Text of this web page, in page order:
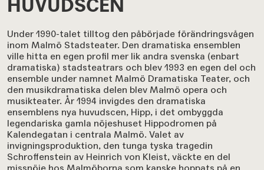
HUVUDSCEN
Under 1990-talet tilltog den påbörjade förändringsvågen
inom Malmö Stadsteater. Den dramatiska ensemblen
ville hitta en egen profil mer lik andra svenska (enbart
dramatiska) stadsteatrars och blev 1993 en egen del och
ensemble under namnet Malmö Dramatiska Teater, och
den musikdramatiska delen blev Malmö opera och
musikteater. År 1994 invigdes den dramatiska
ensemblens nya huvudscen, Hipp, i det ombyggda
legendariska gamla nöjeshuset Hippodromen på
Kalendegatan i centrala Malmö. Valet av
invigningsproduktion, den tunga tyska tragedin
Schroffenstein av Heinrich von Kleist, väckte en del